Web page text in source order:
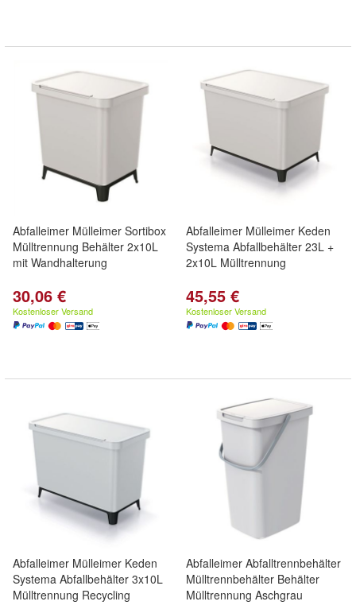
Abfalleimer Mülleimer Sortibox
Mülltrennung Behälter 2x10L
mit Wandhalterung
30,06 €
Kostenloser Versand
Abfalleimer Mülleimer Keden
Systema Abfallbehälter 23L +
2x10L Mülltrennung
45,55 €
Kostenloser Versand
Abfalleimer Mülleimer Keden
Systema Abfallbehälter 3x10L
Mülltrennung Recycling
Abfalleimer Abfalltrennbehälter
Mülltrennbehälter Behälter
Mülltrennung Aschgrau